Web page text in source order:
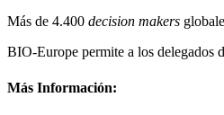
Más de 4.400 decision makers
BIO-Europe permite a los delegados
Más Información: